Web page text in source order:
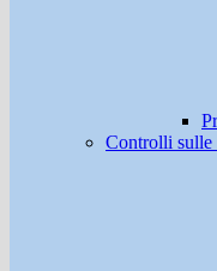
Controlli sulle